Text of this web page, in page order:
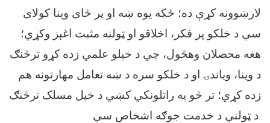
لارښوونه کړې ده؛ ځکه یوه ښه او پر ځای وینا کولای
سي د خلکو پر فکر، اخلاقو او ټولنه مثبت اغېز وکړي؛
هغه محصلان وهڅول، چي د خپلو علمي زده ‌کړو ترڅنګ
د وینا، ویاندۍ او د خلکو سره د ښه تعامل مهارتونه هم
زده کړي؛ تر څو په راتلونکي کښي د خپل مسلک ترڅنګ
د ټولني د خدمت جوګه اشخاص سي.